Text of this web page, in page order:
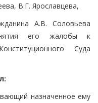
В.Г. Ярославцева,
А.В. Соловьева
его жалобы к
Суда
назначенное ему